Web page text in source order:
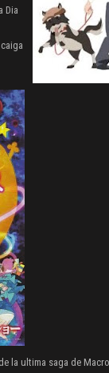
Dia
la ultima saga de